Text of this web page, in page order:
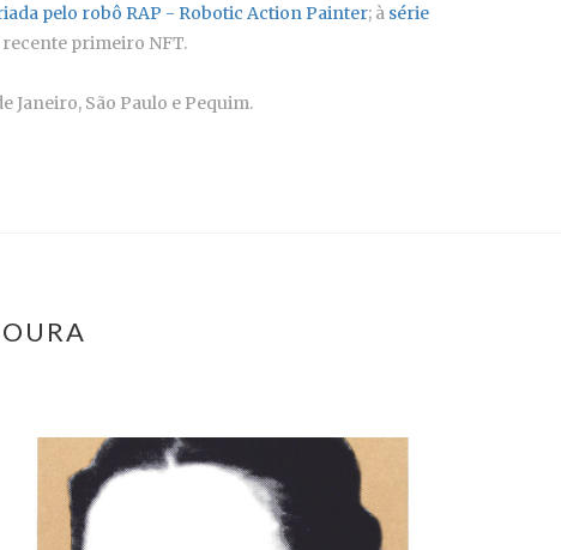
pelo robô RAP - Robotic Action Painter; à série
recente primeiro NFT.
São Paulo e Pequim.